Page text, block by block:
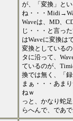
が、「変換」と
ね・・・
Waveは、MD、
じ・・・と言っ
はWaveに変換は
変換としている
タに沿って、
ているのが、
換では無く、「
まぁ・・・あま
ねｗ
っと、かなり蛇
らへんで、であ